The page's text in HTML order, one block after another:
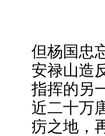
但杨国忠
安禄山造
指挥的另
近二十万
疠之地，